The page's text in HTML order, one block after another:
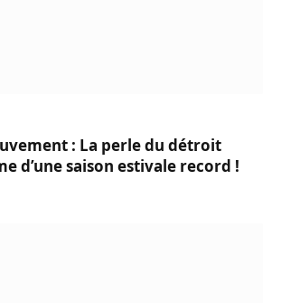
: La perle du détroit
d’une saison estivale record !